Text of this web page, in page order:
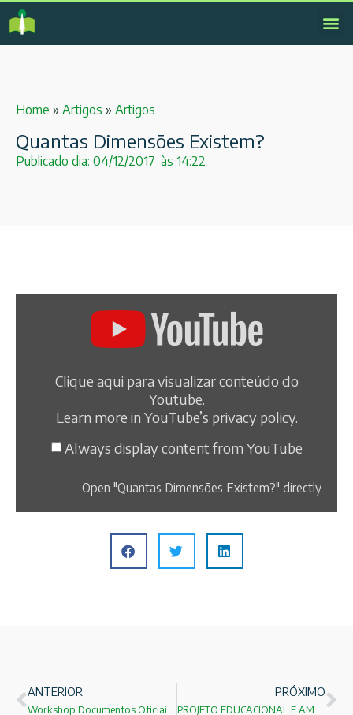
Home » Artigos » Artigos
Quantas Dimensões Existem?
Publicado dia: 04/12/2017 às 14:22
Clique aqui para visualizar conteúdo do
Youtube.
Learn more in YouTube’s privacy policy.
Always display content from YouTube
Open "Quantas Dimensões Existem?" directly
ANTERIOR PRÓXIMO